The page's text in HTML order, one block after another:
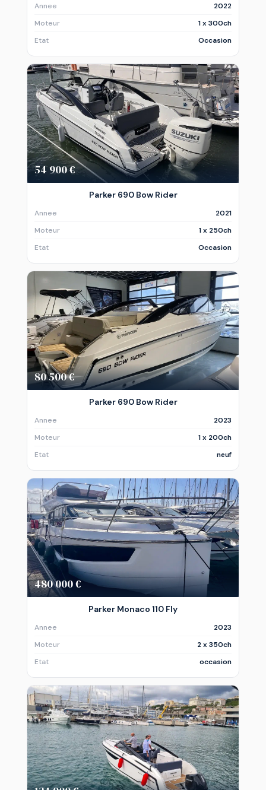
Annee
2022
Moteur
1 x 300ch
Etat
Occasion
54 900 €
Parker 690 Bow Rider
Annee
2021
Moteur
1 x 250ch
Etat
Occasion
80 500 €
Parker 690 Bow Rider
Annee
2023
Moteur
1 x 200ch
Etat
neuf
480 000 €
Parker Monaco 110 Fly
Annee
2023
Moteur
2 x 350ch
Etat
occasion